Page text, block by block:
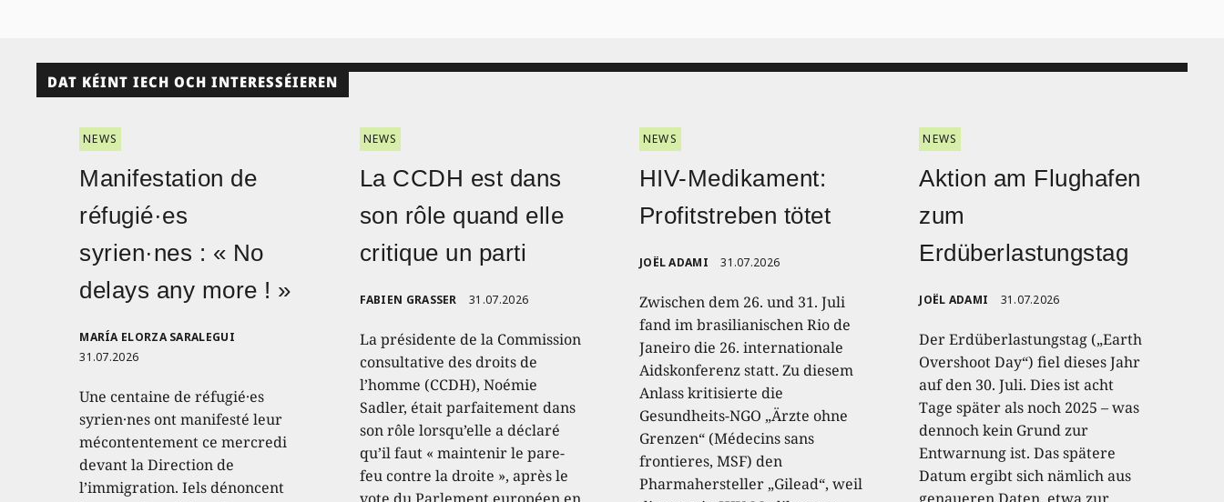
DAT KÉINT IECH OCH INTERESSÉIEREN
NEWS
Manifestation de
réfugié·es
syrien·nes : « No
delays any more ! »
MARÍA ELORZA SARALEGUI
31.07.2026
Une centaine de réfugié·es
syrien·nes ont manifesté leur
mécontentement ce mercredi
devant la Direction de
l’immigration. Iels dénoncent
NEWS
La CCDH est dans
son rôle quand elle
critique un parti
FABIEN GRASSER 31.07.2026
La présidente de la Commission
consultative des droits de
l’homme (CCDH), Noémie
Sadler, était parfaitement dans
son rôle lorsqu’elle a déclaré
qu’il faut « maintenir le pare-
feu contre la droite », après le
NEWS
HIV-Medikament:
Profitstreben tötet
JOËL ADAMI 31.07.2026
Zwischen dem 26. und 31. Juli
fand im brasilianischen Rio de
Janeiro die 26. internationale
Aidskonferenz statt. Zu diesem
Anlass kritisierte die
Gesundheits-NGO „Ärzte ohne
Grenzen“ (Médecins sans
frontieres, MSF) den
Pharmahersteller „Gilead“, weil
NEWS
Aktion am Flughafen
zum
Erdüberlastungstag
JOËL ADAMI 31.07.2026
Der Erdüberlastungstag („Earth
Overshoot Day“) fiel dieses Jahr
auf den 30. Juli. Dies ist acht
Tage später als noch 2025 – was
dennoch kein Grund zur
Entwarnung ist. Das spätere
Datum ergibt sich nämlich aus